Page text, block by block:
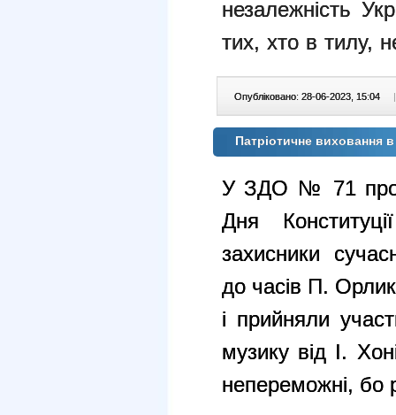
незалежність
тих, хто в тилу,
Опубліковано: 28-06-2023, 15:04 |
Патріотичне
У ЗДО № 71
Дня
захисники
до часів П.
і прийняли
музику від І.
непереможні, бо